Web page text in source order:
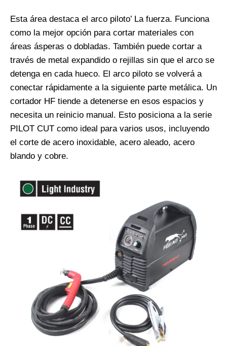
Esta área destaca el arco piloto’ La fuerza. Funciona
como la mejor opción para cortar materiales con
áreas ásperas o dobladas. También puede cortar a
través de metal expandido o rejillas sin que el arco se
detenga en cada hueco. El arco piloto se volverá a
conectar rápidamente a la siguiente parte metálica. Un
cortador HF tiende a detenerse en esos espacios y
necesita un reinicio manual. Esto posiciona a la serie
PILOT CUT como ideal para varios usos, incluyendo
el corte de acero inoxidable, acero aleado, acero
blando y cobre.